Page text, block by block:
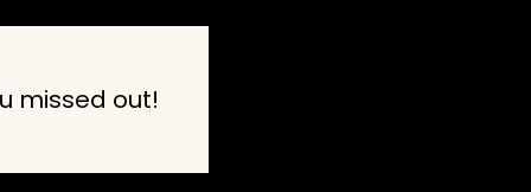
missed out!